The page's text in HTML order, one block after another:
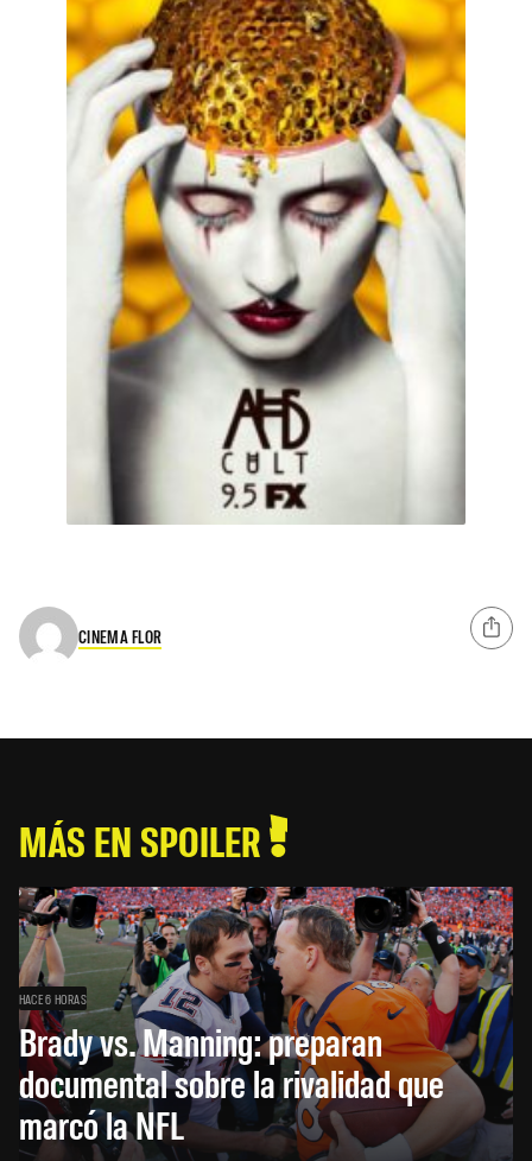
CINEMA FLOR
MÁS EN SPOILER
HACE 6 HORAS
Brady vs. Manning: preparan
documental sobre la rivalidad que
marcó la NFL